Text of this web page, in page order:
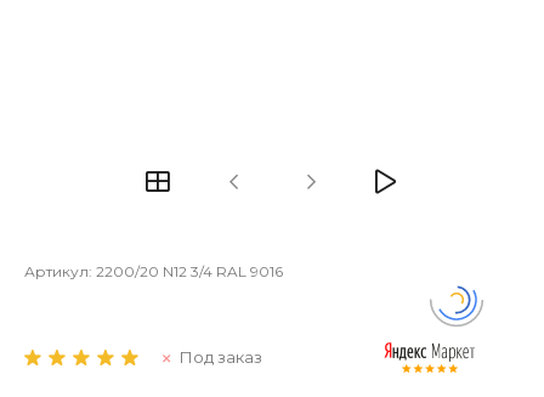
Артикул: 2200/20 N12 3/4 RAL 9016
Под заказ